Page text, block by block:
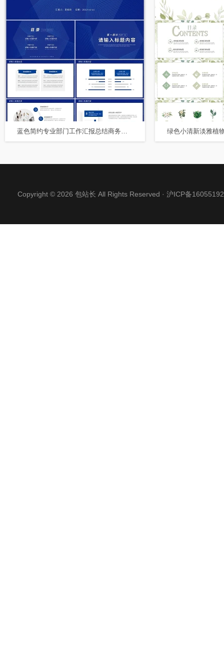
蓝色简约专业部门工作汇报总结商务通用PPT模板
Copyright © 2026 包站长 All Rights Reserved · 沪ICP备